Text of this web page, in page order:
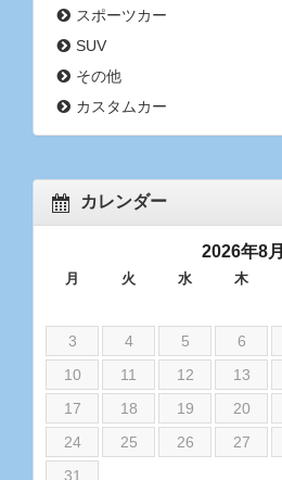
スポーツカー
SUV
その他
カスタムカー
カレンダー
2026年8月
月 火 水 木
3
4 5 6
10
11 12 13
17
18 19 20
24
25 26 27
31